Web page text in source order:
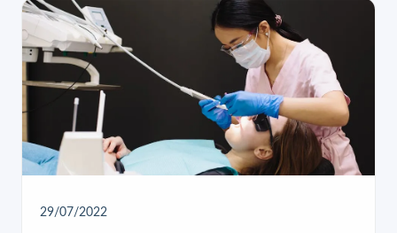
29/07/2022